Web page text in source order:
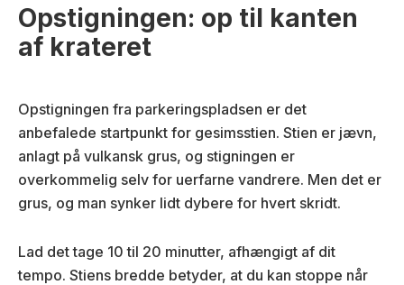
Opstigningen: op til kanten
af krateret
Opstigningen fra parkeringspladsen er det
anbefalede startpunkt for gesimsstien. Stien er jævn,
anlagt på vulkansk grus, og stigningen er
overkommelig selv for uerfarne vandrere. Men det er
grus, og man synker lidt dybere for hvert skridt.
Lad det tage 10 til 20 minutter, afhængigt af dit
tempo. Stiens bredde betyder, at du kan stoppe når